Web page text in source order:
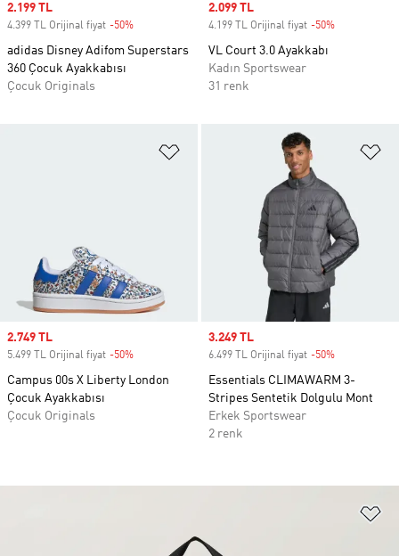
Sale price
2.199 TL
4.399 TL Orijinal fiyat -50%
adidas Disney Adifom Superstars
360 Çocuk Ayakkabısı
Çocuk Originals
Sale price
2.099 TL
4.199 TL Orijinal fiyat -50%
VL Court 3.0 Ayakkabı
Kadın Sportswear
31 renk
Favori Listesine Ekle
Sale price
2.749 TL
5.499 TL Orijinal fiyat -50%
Campus 00s X Liberty London
Çocuk Ayakkabısı
Çocuk Originals
Sale price
3.249 TL
6.499 TL Orijinal fiyat -50%
Essentials CLIMAWARM 3-
Stripes Sentetik Dolgulu Mont
Erkek Sportswear
2 renk